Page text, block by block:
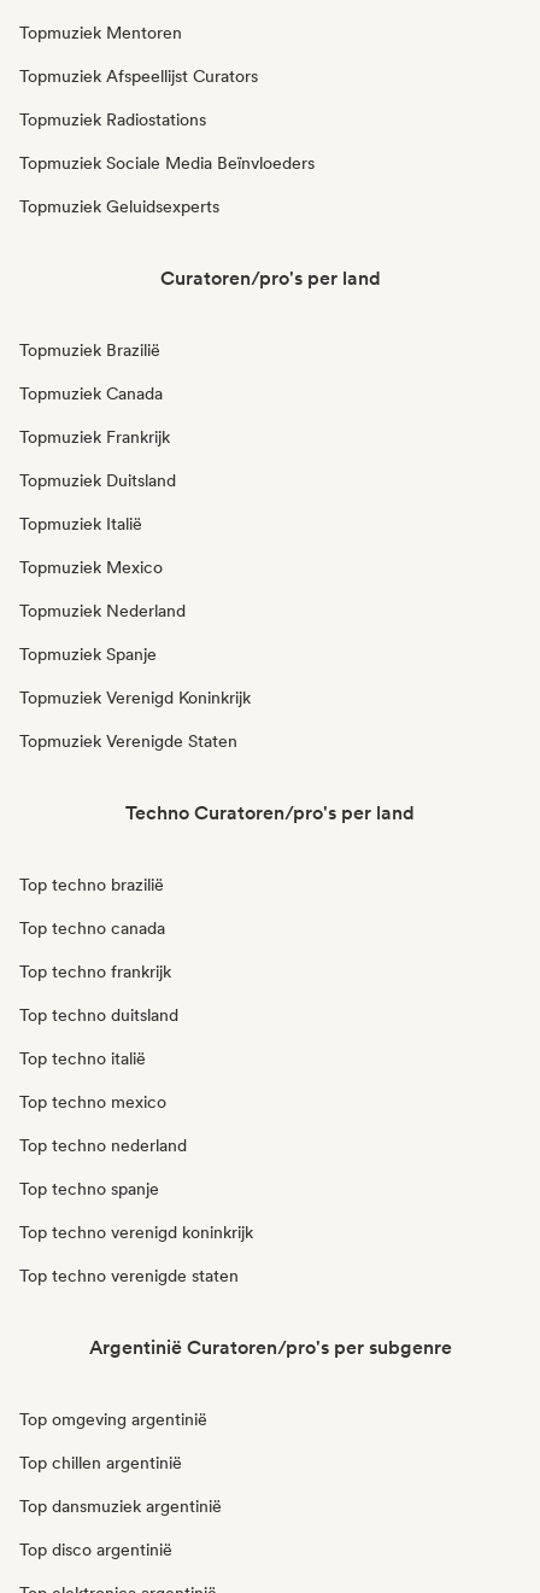
Topmuziek Mentoren
Topmuziek Afspeellijst Curators
Topmuziek Radiostations
Topmuziek Sociale Media Beïnvloeders
Topmuziek Geluidsexperts
Curatoren/pro's per land
Topmuziek Brazilië
Topmuziek Canada
Topmuziek Frankrijk
Topmuziek Duitsland
Topmuziek Italië
Topmuziek Mexico
Topmuziek Nederland
Topmuziek Spanje
Topmuziek Verenigd Koninkrijk
Topmuziek Verenigde Staten
Techno Curatoren/pro's per land
Top techno brazilië
Top techno canada
Top techno frankrijk
Top techno duitsland
Top techno italië
Top techno mexico
Top techno nederland
Top techno spanje
Top techno verenigd koninkrijk
Top techno verenigde staten
Argentinië Curatoren/pro's per subgenre
Top omgeving argentinië
Top chillen argentinië
Top dansmuziek argentinië
Top disco argentinië